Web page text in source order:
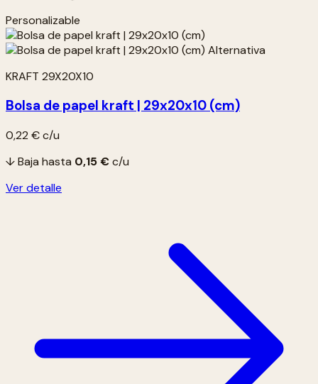
Personalizable
KRAFT 29X20X10
Bolsa de papel kraft | 29x20x10 (cm)
0,22 €c/u
↓ Baja hasta 0,15 €c/u
Ver detalle